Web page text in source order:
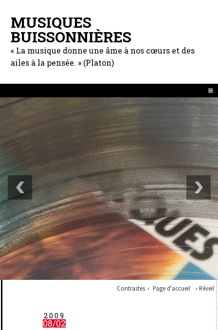
MUSIQUES
BUISSONNIÈRES
« La musique donne une âme à nos cœurs et des
ailes à la pensée. » (Platon)
Contrastes Page d'accueil Réveil
2009
08/02